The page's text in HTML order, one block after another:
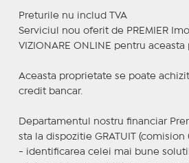
Preturile nu includ TVA
Serviciul nou oferit de PREMIER
VIZIONARE ONLINE pentru
Aceasta proprietate se poate
credit bancar.
Departamentul nostru financiar
sta la dispozitie GRATUIT (comision
- identificarea celei mai bune